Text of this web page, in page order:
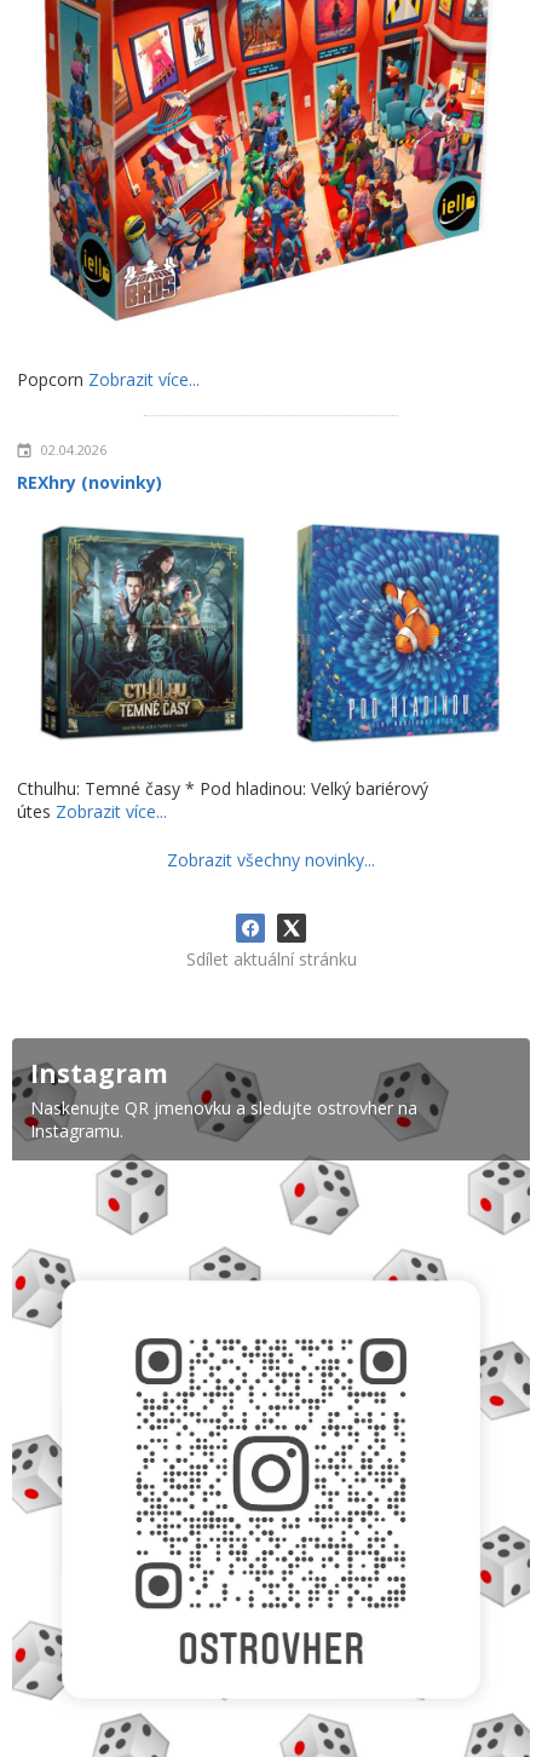
Popcorn Zobrazit více...
02.04.2026
REXhry (novinky)
Cthulhu: Temné časy * Pod hladinou: Velký bariérový
útes Zobrazit více...
Zobrazit všechny novinky...
Sdílet aktuální stránku
Instagram
Naskenujte QR jmenovku a sledujte ostrovher na
Instagramu.